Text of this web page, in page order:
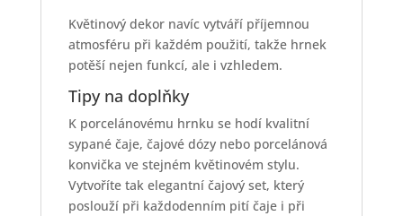
Květinový dekor navíc vytváří příjemnou
atmosféru při každém použití, takže hrnek
potěší nejen funkcí, ale i vzhledem.
Tipy na doplňky
K porcelánovému hrnku se hodí kvalitní
sypané čaje, čajové dózy nebo porcelánová
konvička ve stejném květinovém stylu.
Vytvoříte tak elegantní čajový set, který
poslouží při každodenním pití čaje i při